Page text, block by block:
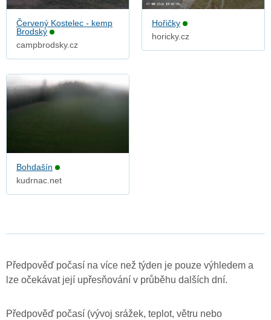
Červený Kostelec - kemp
Brodský
campbrodsky.cz
Hořičky
horicky.cz
Bohdašín
kudrnac.net
Předpověď počasí na více než týden je pouze výhledem a
lze očekávat její upřesňování v průběhu dalších dní.
Předpověď počasí (vývoj srážek, teplot, větru nebo